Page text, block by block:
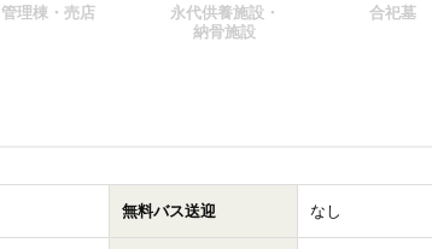
管理棟・売店
永代供養施設・
納骨施設
合祀墓
無料バス送迎 なし